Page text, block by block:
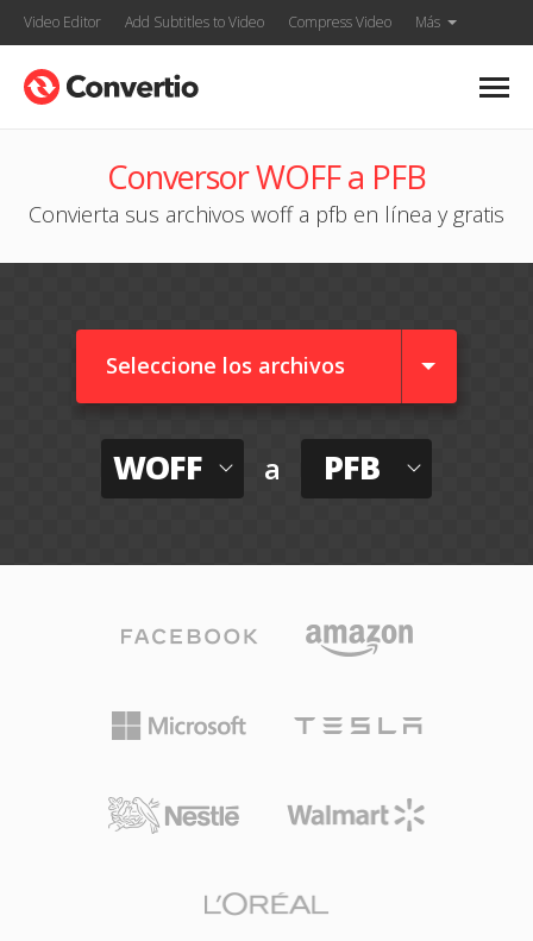
Video Editor Add Subtitles to Video Compress Video Más
Conversor WOFF a PFB
Convierta sus archivos woff a pfb en línea y gratis
Seleccione los archivos
WOFF a PFB